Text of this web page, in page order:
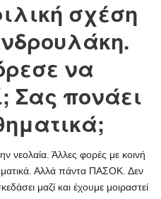
σχέση
να
Σας πονάει
νεολαία. Άλλες φορές με κοινή
Αλλά πάντα ΠΑΣΟΚ. Δεν
μαζί και έχουμε μοιραστεί